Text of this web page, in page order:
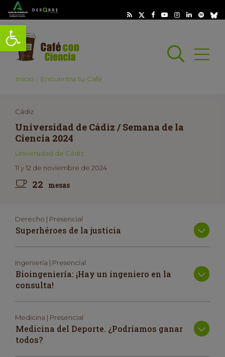
Abrir barra de herramientas
Abrir
Inicio Encuentra tu Café
Cádiz
Universidad de Cádiz / Semana de la
Ciencia 2024
Universidad de Cádiz
11 y 12 de noviembre de 2024
22 mesas
Derecho | Presencial
Superhéroes de la justicia
Ingeniería | Presencial
Bioingeniería: ¡Hay un ingeniero en la
consulta!
Medicina | Presencial
Medicina del Deporte. ¿Podríamos ganar
todos?